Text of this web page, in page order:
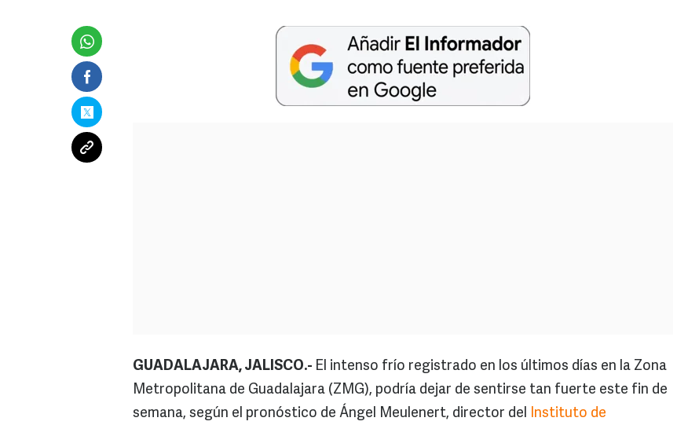
GUADALAJARA, JALISCO.- El intenso frío registrado en los últimos días en la Zona
Metropolitana de Guadalajara (ZMG), podría dejar de sentirse tan fuerte este fin de
semana, según el pronóstico de Ángel Meulenert, director del Instituto de